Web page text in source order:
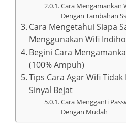
Cara Mengamankan
Dengan Tambahan
Cara Mengetahui Siapa
Menggunakan Wifi
Begini Cara
(100% Ampuh)
Tips Cara Agar Wifi
Sinyal Bejat
Cara Mengganti
Dengan Mudah